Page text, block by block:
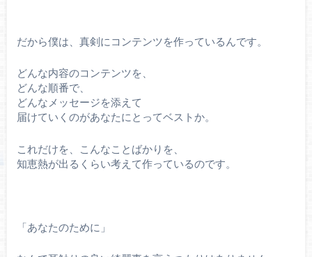
だから僕は、真剣にコンテンツを作っているんです。
どんな内容のコンテンツを、
どんな順番で、
どんなメッセージを添えて
届けていくのがあなたにとってベストか。
これだけを、こんなことばかりを、
知恵熱が出るくらい考えて作っているのです。
「あなたのために」